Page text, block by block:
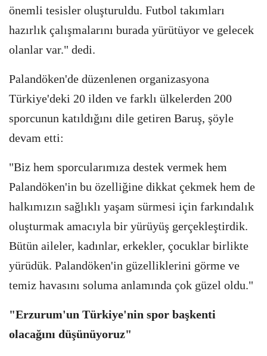
önemli tesisler oluşturuldu. Futbol takımları
hazırlık çalışmalarını burada yürütüyor ve gelecek
olanlar var." dedi.
Palandöken'de düzenlenen organizasyona
Türkiye'deki 20 ilden ve farklı ülkelerden 200
sporcunun katıldığını dile getiren Baruş, şöyle
devam etti:
"Biz hem sporcularımıza destek vermek hem
Palandöken'in bu özelliğine dikkat çekmek hem de
halkımızın sağlıklı yaşam sürmesi için farkındalık
oluşturmak amacıyla bir yürüyüş gerçekleştirdik.
Bütün aileler, kadınlar, erkekler, çocuklar birlikte
yürüdük. Palandöken'in güzelliklerini görme ve
temiz havasını soluma anlamında çok güzel oldu."
"Erzurum'un Türkiye'nin spor başkenti
olacağını düşünüyoruz"